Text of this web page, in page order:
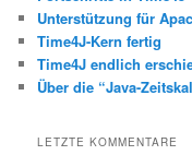
Unterstützung für
Time4J-Kern fertig
Time4J endlich
Über die “Java-
LETZTE KOMMENTARE